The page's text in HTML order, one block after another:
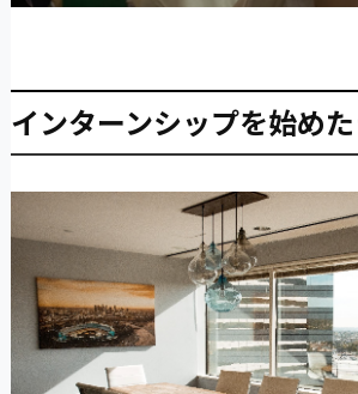
インターンシップを始め